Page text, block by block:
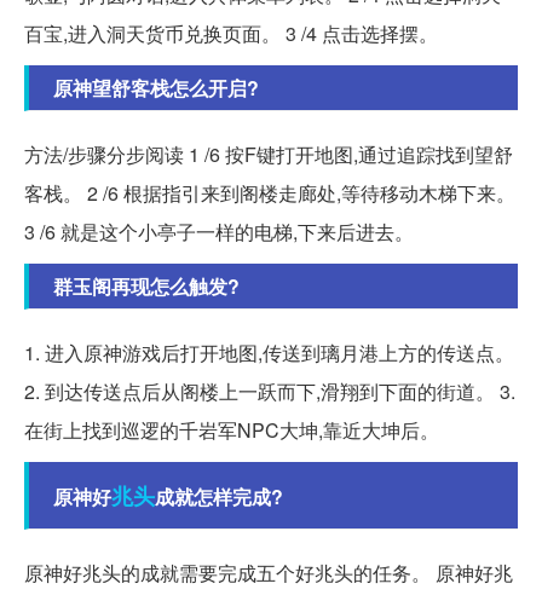
百宝,进入洞天货币兑换页面。 3 /4 点击选择摆。
原神望舒客栈怎么开启?
方法/步骤分步阅读 1 /6 按F键打开地图,通过追踪找到望舒
客栈。 2 /6 根据指引来到阁楼走廊处,等待移动木梯下来。
3 /6 就是这个小亭子一样的电梯,下来后进去。
群玉阁再现怎么触发?
1. 进入原神游戏后打开地图,传送到璃月港上方的传送点。
2. 到达传送点后从阁楼上一跃而下,滑翔到下面的街道。 3.
在街上找到巡逻的千岩军NPC大坤,靠近大坤后。
原神好兆头成就怎样完成?
原神好兆头的成就需要完成五个好兆头的任务。 原神好兆